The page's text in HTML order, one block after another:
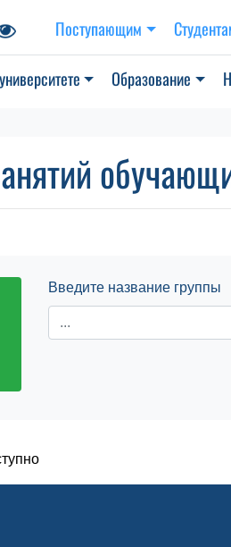
Поступающим
Образование
Введите название группы